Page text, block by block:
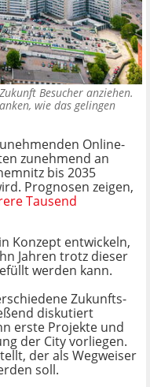
Besucher anziehen.
wie das gelingen
Online-
zunehmend an
bis 2035
Prognosen zeigen,
Tausend
Konzept entwickeln,
Jahren trotz dieser
werden kann.
Zukunfts-
diskutiert
erste Projekte und
der City vorliegen.
der als Wegweiser
soll.